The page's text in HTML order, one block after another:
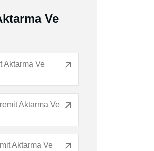
Ve
Aktarma Ve
Aktarma Ve
Aktarma Ve